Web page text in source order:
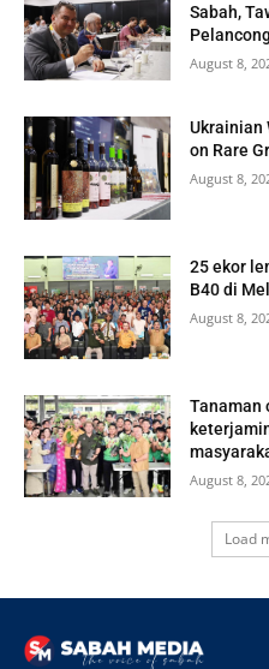
Sabah,
August 8,
Ukrainian
on Rare
August 8,
25 ekor
B40 di
August 8,
Tanaman
August 8,
Load